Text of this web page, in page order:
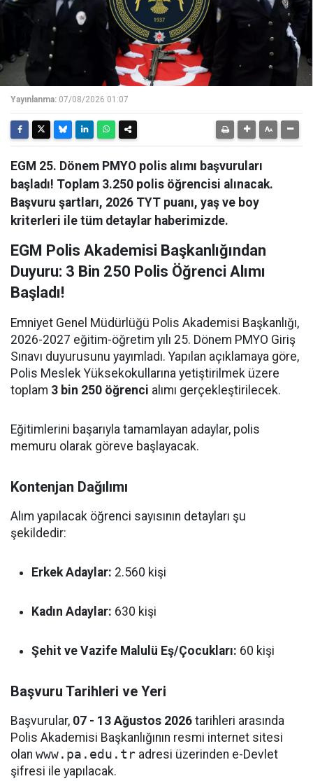
Yayınlanma: 07/08/2026 01:07
EGM 25. Dönem PMYO polis alımı başvuruları
başladı! Toplam 3.250 polis öğrencisi alınacak.
Başvuru şartları, 2026 TYT puanı, yaş ve boy
kriterleri ile tüm detaylar haberimizde.
EGM Polis Akademisi Başkanlığından
Duyuru: 3 Bin 250 Polis Öğrenci Alımı
Başladı!
Emniyet Genel Müdürlüğü Polis Akademisi Başkanlığı,
2026-2027 eğitim-öğretim yılı 25. Dönem PMYO Giriş
Sınavı duyurusunu yayımladı. Yapılan açıklamaya göre,
Polis Meslek Yüksekokullarına yetiştirilmek üzere
toplam 3 bin 250 öğrenci alımı gerçekleştirilecek.
Eğitimlerini başarıyla tamamlayan adaylar, polis
memuru olarak göreve başlayacak.
Kontenjan Dağılımı
Alım yapılacak öğrenci sayısının detayları şu
şekildedir:
Erkek Adaylar: 2.560 kişi
Kadın Adaylar: 630 kişi
Şehit ve Vazife Malulü Eş/Çocukları: 60 kişi
Başvuru Tarihleri ve Yeri
Başvurular, 07 - 13 Ağustos 2026 tarihleri arasında
Polis Akademisi Başkanlığının resmi internet sitesi
olan www.pa.edu.tr adresi üzerinden e-Devlet
şifresi ile yapılacak.